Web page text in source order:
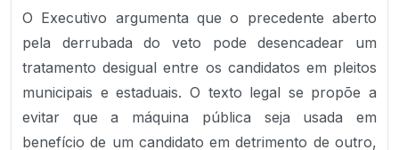
O Executivo argumenta que o precedente aberto
pela derrubada do veto pode desencadear um
tratamento desigual entre os candidatos em pleitos
municipais e estaduais. O texto legal se propõe a
evitar que a máquina pública seja usada em
benefício de um candidato em detrimento de outro,